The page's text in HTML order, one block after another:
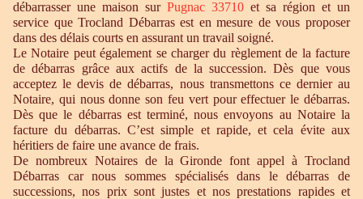
débarrasser une maison sur Pugnac 33710 et sa région et un
service que Trocland Débarras est en mesure de vous proposer
dans des délais courts en assurant un travail soigné.
Le Notaire peut également se charger du règlement de la facture
de débarras grâce aux actifs de la succession. Dès que vous
acceptez le devis de débarras, nous transmettons ce dernier au
Notaire, qui nous donne son feu vert pour effectuer le débarras.
Dès que le débarras est terminé, nous envoyons au Notaire la
facture du débarras. C’est simple et rapide, et cela évite aux
héritiers de faire une avance de frais.
De nombreux Notaires de la Gironde font appel à Trocland
Débarras car nous sommes spécialisés dans le débarras de
successions, nos prix sont justes et nos prestations rapides et